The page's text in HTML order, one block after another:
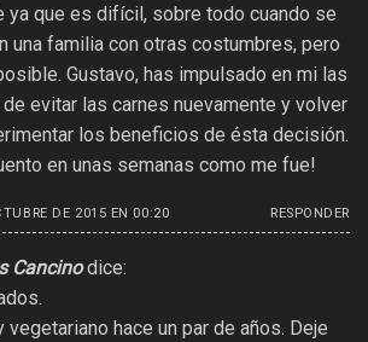
ya que es difícil, sobre todo cuando se
una familia con otras costumbres, pero
Gustavo, has impulsado en mi las
evitar las carnes nuevamente y volver
los beneficios de ésta decisión.
en unas semanas como me fue!
DE 2015 EN 00:20 RESPONDER
Cancino dice:
vegetariano hace un par de años. Deje